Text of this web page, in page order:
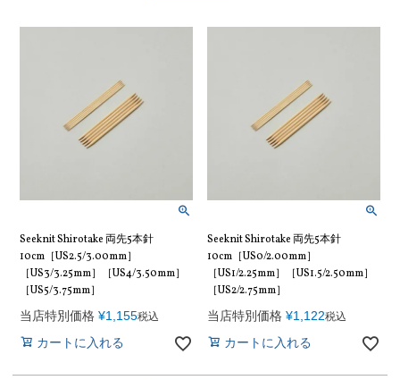
Seeknit Shirotake 両先5本針
10cm［US2.5/3.00mm］
［US3/3.25mm］［US4/3.50mm］
［US5/3.75mm］
当店特別価格 ¥1,155税込
カートに入れる
Seeknit Shirotake 両先5本針
10cm［US0/2.00mm］
［US1/2.25mm］［US1.5/2.50mm］
［US2/2.75mm］
当店特別価格 ¥1,122税込
カートに入れる